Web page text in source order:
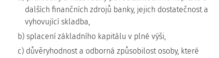
dalších finančních zdrojů banky, jejich dostatečnost a
vyhovující skladba,
b) splacení základního kapitálu v plné výši,
c) důvěryhodnost a odborná způsobilost osoby, které